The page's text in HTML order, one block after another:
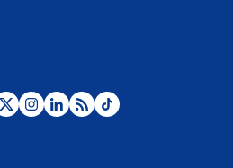
Desde dermatitis hasta infecciones: